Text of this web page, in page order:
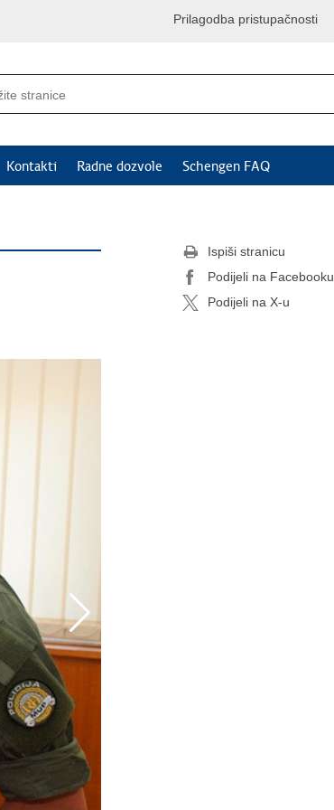
Prilagodba pristupačnosti
Kontakti Radne dozvole Schengen FAQ
Ispiši stranicu
Podijeli na Facebooku
Podijeli na X-u